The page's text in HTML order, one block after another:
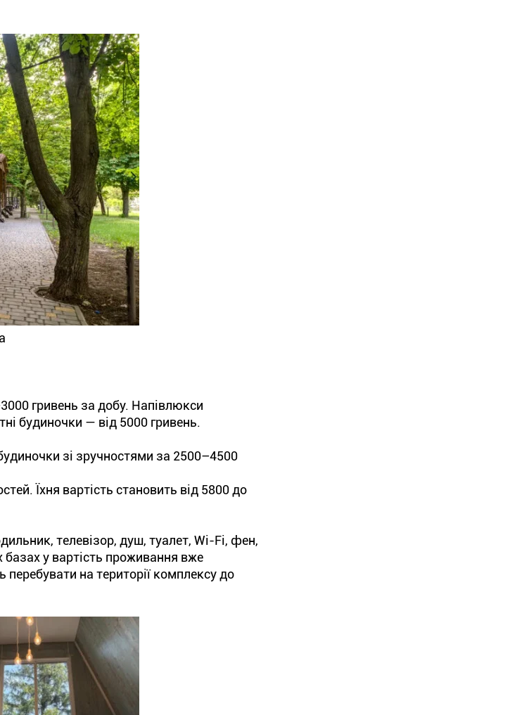
гривень за добу. Напівлюкси
будиночки — від 5000 гривень.
зі зручностями за 2500–4500
Їхня вартість становить від 5800 до
телевізор, душ, туалет, Wi-Fi, фен,
базах у вартість проживання вже
на території комплексу до